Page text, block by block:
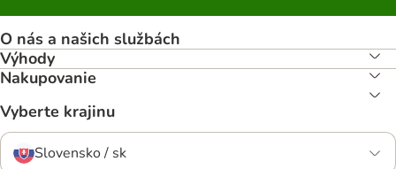
O nás a našich službách
Výhody
Nakupovanie
Vyberte krajinu
Slovensko / sk